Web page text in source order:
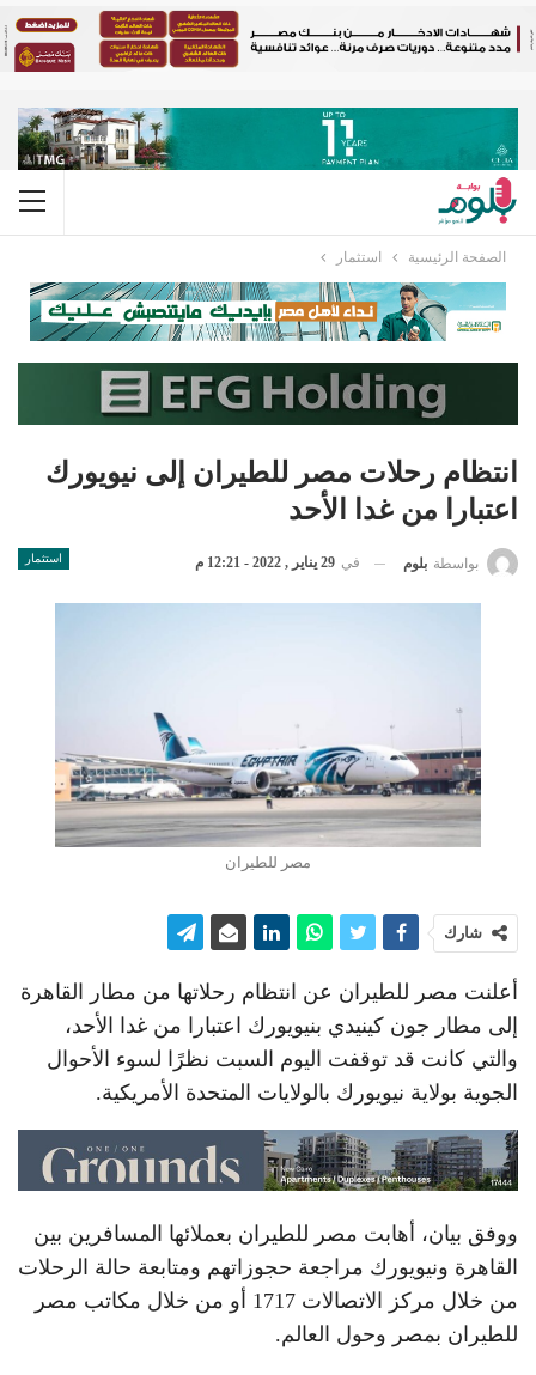
الصفحة الرئيسية استثمار
انتظام رحلات مصر للطيران إلى نيويورك
اعتبارا من غدا الأحد
استثمار بواسطة بلوم في 29 يناير , 2022 - 12:21 م
مصر للطيران
شارك
أعلنت مصر للطيران عن انتظام رحلاتها من مطار القاهرة
إلى مطار جون كينيدي بنيويورك اعتبارا من غدا الأحد،
والتي كانت قد توقفت اليوم السبت نظرًا لسوء الأحوال
الجوية بولاية نيويورك بالولايات المتحدة الأمريكية.
ووفق بيان، أهابت مصر للطيران بعملائها المسافرين بين
القاهرة ونيويورك مراجعة حجوزاتهم ومتابعة حالة الرحلات
من خلال مركز الاتصالات 1717 أو من خلال مكاتب مصر
للطيران بمصر وحول العالم.